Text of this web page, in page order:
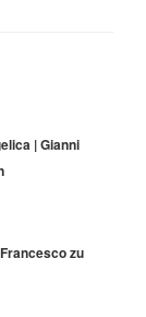
| Gianni
zu